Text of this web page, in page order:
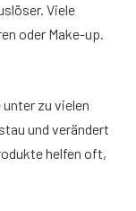
Viele
oder Make-up.
zu vielen
und verändert
helfen oft,